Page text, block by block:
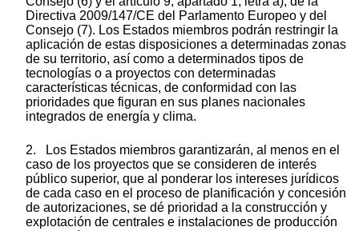
Directiva 2009/147/CE del Parlamento Europeo y del
Consejo (7). Los Estados miembros podrán restringir la
aplicación de estas disposiciones a determinadas zonas
de su territorio, así como a determinados tipos de
tecnologías o a proyectos con determinadas
características técnicas, de conformidad con las
prioridades que figuran en sus planes nacionales
integrados de energía y clima.
2. Los Estados miembros garantizarán, al menos en el
caso de los proyectos que se consideren de interés
público superior, que al ponderar los intereses jurídicos
de cada caso en el proceso de planificación y concesión
de autorizaciones, se dé prioridad a la construcción y
explotación de centrales e instalaciones de producción